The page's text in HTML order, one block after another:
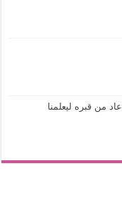
من قبره ليعلمنا